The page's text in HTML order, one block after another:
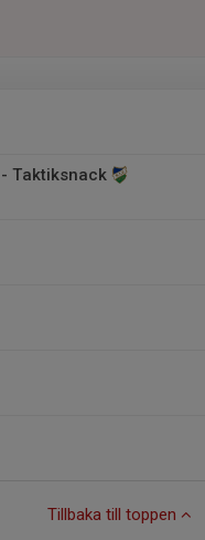
Taktiksnack
Tillbaka till toppen